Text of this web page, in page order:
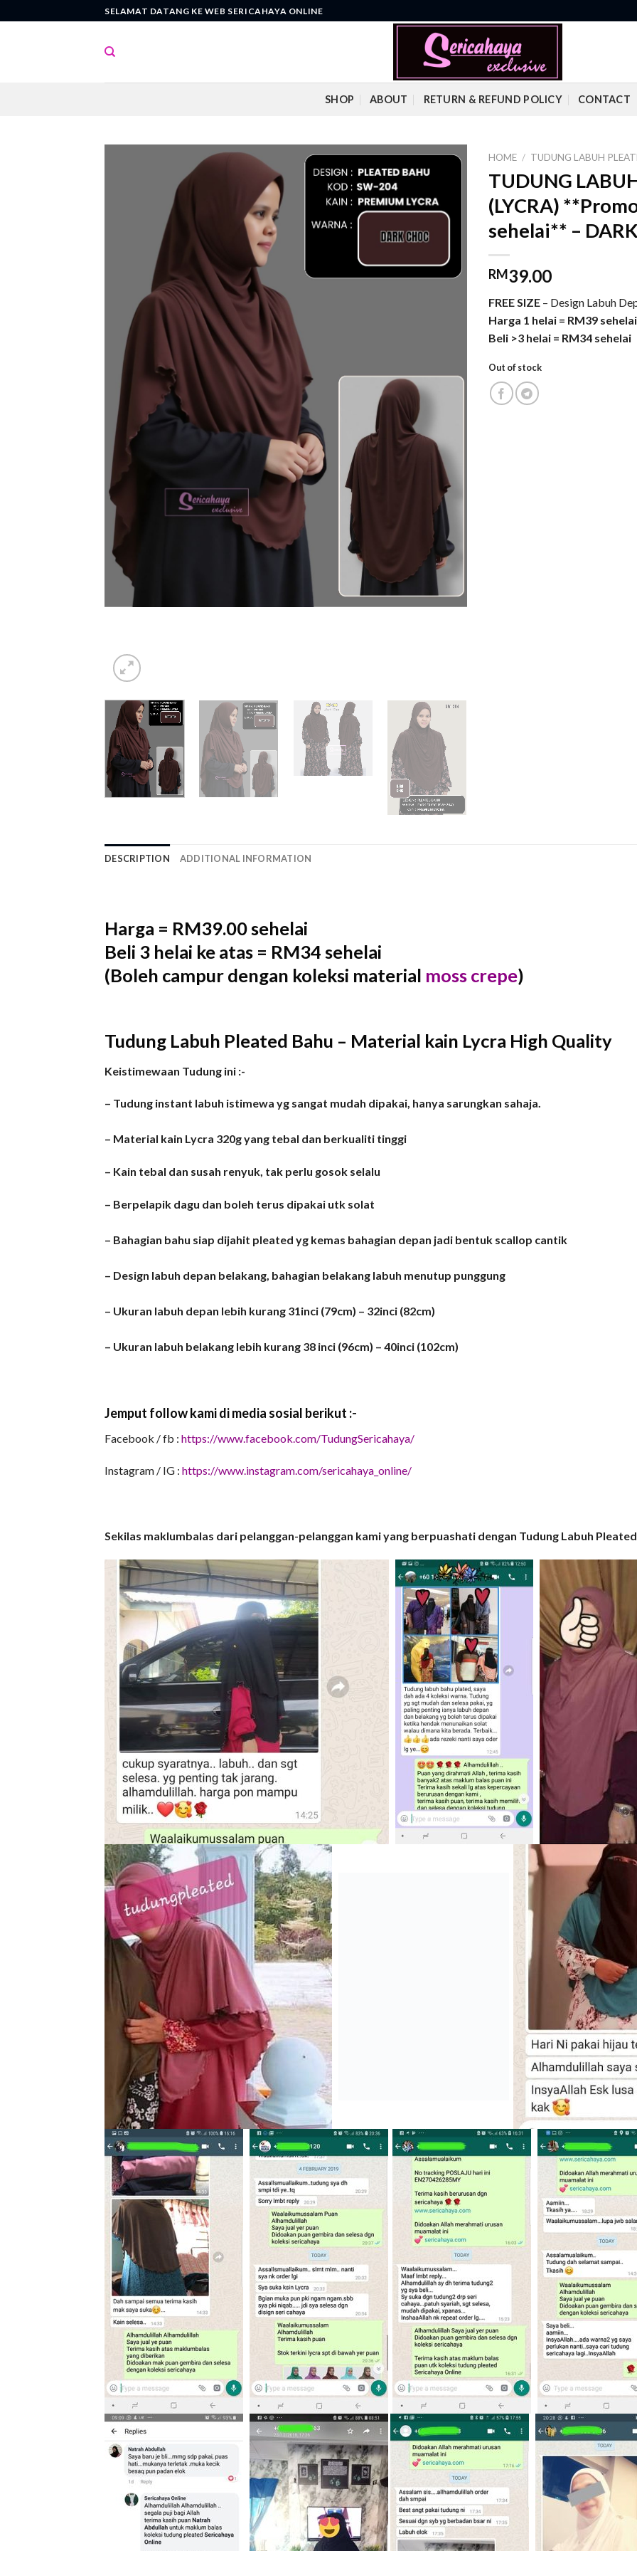
to
SELAMAT DATANG KE WEB SERICAHAYA ONLINE
SHOP ABOUT RETURN & REFUND POLICY CONTACT
wishlist
HOME / TUDUNG LABUH
TUDUNG
(LYCRA)
sehelai** –
RM39.00
FREE SIZE – Design Labuh
Harga 1 helai = RM39 sehelai
Beli >3 helai = RM34 sehelai
Out of stock
DESCRIPTION ADDITIONAL INFORMATION
Harga = RM39.00 sehelai
Beli 3 helai ke atas = RM34 sehelai
(Boleh campur dengan koleksi material moss crepe)
Tudung Labuh Pleated Bahu – Material kain Lycra High Quality
Keistimewaan Tudung ini :-
– Tudung instant labuh istimewa yg sangat mudah dipakai, hanya sarungkan sahaja.
– Material kain Lycra 320g yang tebal dan berkualiti tinggi
– Kain tebal dan susah renyuk, tak perlu gosok selalu
– Berpelapik dagu dan boleh terus dipakai utk solat
– Bahagian bahu siap dijahit pleated yg kemas bahagian depan jadi bentuk scallop cantik
– Design labuh depan belakang, bahagian belakang labuh menutup punggung
– Ukuran labuh depan lebih kurang 31inci (79cm) – 32inci (82cm)
– Ukuran labuh belakang lebih kurang 38 inci (96cm) – 40inci (102cm)
Jemput follow kami di media sosial berikut :-
Facebook / fb : https://www.facebook.com/TudungSericahaya/
Instagram / IG : https://www.instagram.com/sericahaya_online/
Sekilas maklumbalas dari pelanggan-pelanggan kami yang berpuashati dengan Tudung Labuh